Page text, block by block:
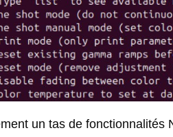
un tas de fonctionnalités